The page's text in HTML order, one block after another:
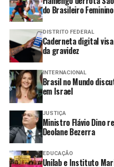
coletivo”,
gestora.
A iniciativa é coordenada
Diretoria de Servidores
outras áreas da secretaria
execução das atividades.
Unidades Regionais de
14 coordenações regionais
apoiar o processo de
apoio importante vem dos
madrinhas do programa —
do Brasileiro
DISTRITO FEDERAL
Caderneta digital
da gravidez
INTERNACIONAL
Brasil no Mundo
em Israel
JUSTIÇA
Ministro Flávio Dino
Deolane Bezerra
EDUCAÇÃO
Unilab e Instituto